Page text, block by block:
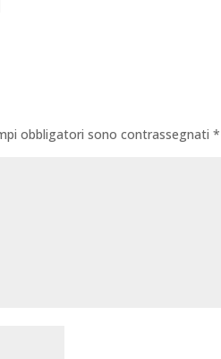
obbligatori sono contrassegnati*